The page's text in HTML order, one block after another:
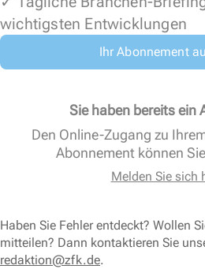
wichtigsten Entwicklungen
Ihr Abonnement
Sie haben bereits ein
Den Online-Zugang zu
Abonnement können Sie
Melden Sie sich
Haben Sie Fehler entdeckt? Wollen
mitteilen? Dann kontaktieren Sie
redaktion@zfk.de.